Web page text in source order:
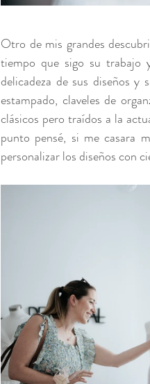
Otro de mis grandes
tiempo que sigo su trabajo
delicadeza de sus diseños y
estampado, claveles de
clásicos pero traídos a la
punto pensé, si me casara
personalizar los diseños con